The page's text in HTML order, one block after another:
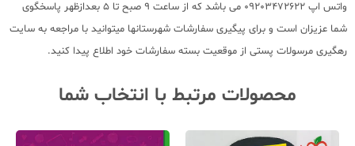
واتس اپ 09203472622 می باشد که از ساعت 9 صبح تا 5 بعدازظهر پاسخگوی
شما عزیزان است و برای پیگیری سفارشات شهرستانها میتوانید با مراجعه به سایت
رهگیری مرسولات پستی از موقعیت بسته سفارشات خود اطلاع پیدا کنید.
محصولات مرتبط با انتخاب شما